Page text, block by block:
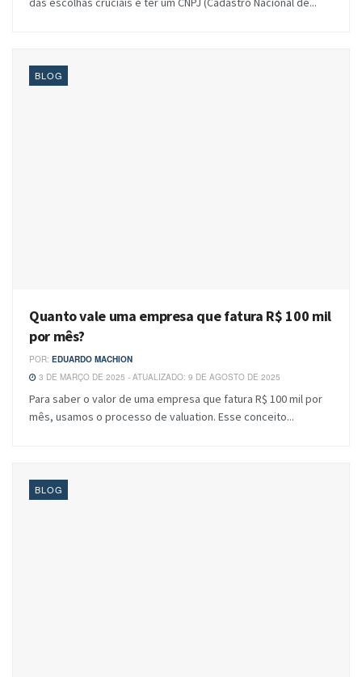
BLOG
Quanto vale uma empresa que fatura R$ 100 mil
por mês?
POR: EDUARDO MACHION
3 DE MARÇO DE 2025 - ATUALIZADO: 9 DE AGOSTO DE 2025
Para saber o valor de uma empresa que fatura R$ 100 mil por
mês, usamos o processo de valuation. Esse conceito...
BLOG